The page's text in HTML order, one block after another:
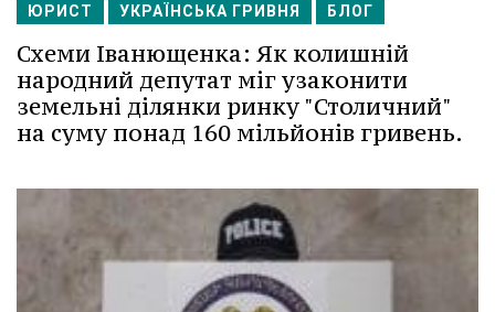
ЮРИСТ УКРАЇНСЬКА ГРИВНЯ БЛОГ
Схеми Іванющенка: Як колишній
народний депутат міг узаконити
земельні ділянки ринку "Столичний"
на суму понад 160 мільйонів гривень.